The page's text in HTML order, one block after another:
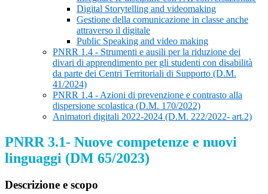
Digital Storytelling and videomaking
Gestione della comunicazione in classe anche
attraverso il digitale
Public Speaking and video making
PNRR 1.4 - Strumenti e ausili per la riduzione dei
divari di apprendimento per gli studenti con disabilità
da parte dei Centri Territoriali di Supporto (D.M.
41/2024)
PNRR 1.4 - Azioni di prevenzione e contrasto alla
dispersione scolastica (D.M. 170/2022)
Animatori digitali 2022-2024 (D.M. 222/2022- art.2)
PNRR 3.1- Nuove competenze e nuovi
linguaggi (DM 65/2023)
Descrizione e scopo